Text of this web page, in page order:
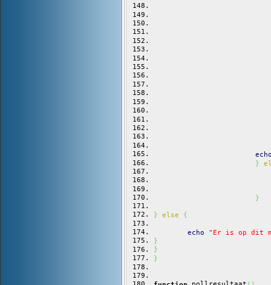
}
}
} else {
echo
"Er is op dit
}
}
}